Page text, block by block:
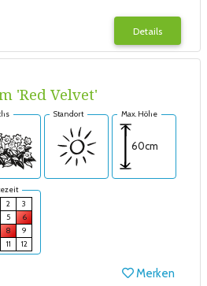
Details
'Red Velvet'
Standort Max. Höhe
60cm
2
3
5
6
8
9
11 12
Merken